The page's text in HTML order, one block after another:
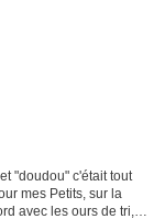
"doudou" c'était tout
mes Petits, sur la
avec les ours de tri,